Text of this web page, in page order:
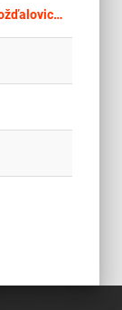
STČ/211_KH_Malešov_NB_Nymburk_ Rožďalovice_MB_Střížovice_ME_Všetaty_pozemky